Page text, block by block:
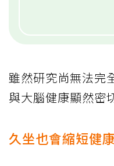
雖然研究尚無法完
與大腦健康顯然密
久坐也會縮短健